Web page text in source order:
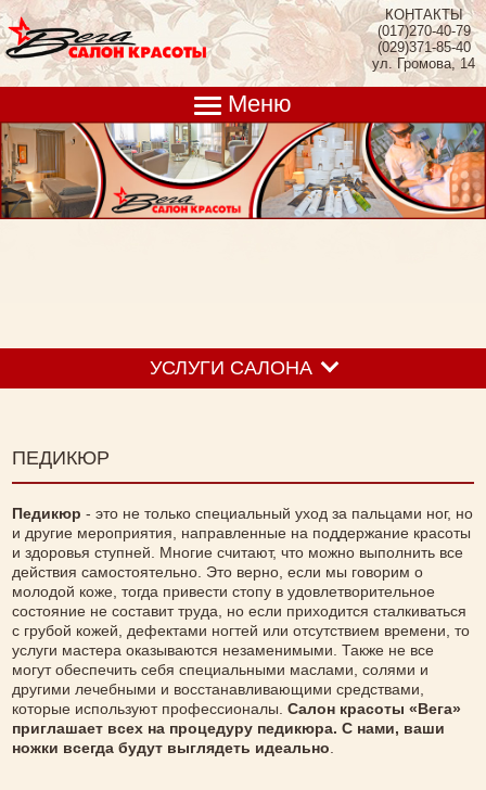
КОНТАКТЫ
(017)270-40-79
(029)371-85-40
ул. Громова, 14
Меню
УСЛУГИ САЛОНА
ПЕДИКЮР
Педикюр - это не только специальный уход за пальцами ног, но
и другие мероприятия, направленные на поддержание красоты
и здоровья ступней. Многие считают, что можно выполнить все
действия самостоятельно. Это верно, если мы говорим о
молодой коже, тогда привести стопу в удовлетворительное
состояние не составит труда, но если приходится сталкиваться
с грубой кожей, дефектами ногтей или отсутствием времени, то
услуги мастера оказываются незаменимыми. Также не все
могут обеспечить себя специальными маслами, солями и
другими лечебными и восстанавливающими средствами,
которые используют профессионалы.Салон красоты «Вега»
приглашает всех на процедуру педикюра. С нами, ваши
ножки всегда будут выглядеть идеально